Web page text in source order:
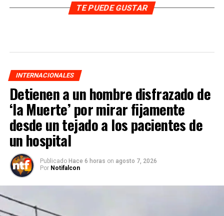
TE PUEDE GUSTAR
INTERNACIONALES
Detienen a un hombre disfrazado de
‘la Muerte’ por mirar fijamente
desde un tejado a los pacientes de
un hospital
Publicado Hace 6 horas on agosto 7, 2026
Por Notifalcon